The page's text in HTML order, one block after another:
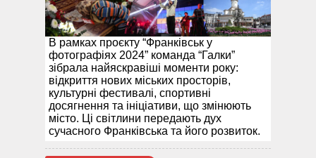
В рамках проєкту “Франківськ у
фотографіях 2024” команда “Галки”
зібрала найяскравіші моменти року:
відкриття нових міських просторів,
культурні фестивалі, спортивні
досягнення та ініціативи, що змінюють
місто. Ці світлини передають дух
сучасного Франківська та його розвиток.